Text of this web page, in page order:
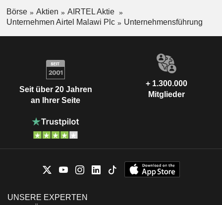
Börse Aktien
AIRTEL Aktie
Unternehmen Airtel Malawi Plc
Unternehmensführung
Seit über 20 Jahren
an Ihrer Seite
+ 1.300.000
Mitglieder
UNSERE EXPERTEN